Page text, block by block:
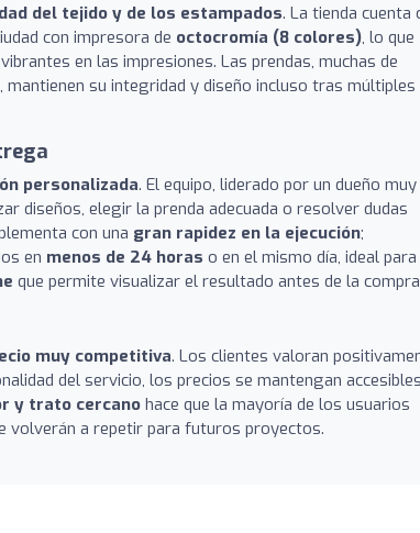
del tejido y de los estampados. La tienda cuenta
con impresora de octocromía (8 colores), lo que
en las impresiones. Las prendas, muchas de
su integridad y diseño incluso tras múltiples
personalizada. El equipo, liderado por un dueño muy
diseños, elegir la prenda adecuada o resolver dudas
con una gran rapidez en la ejecución;
en menos de 24 horas o en el mismo día, ideal para
que permite visualizar el resultado antes de la
muy competitiva. Los clientes valoran
del servicio, los precios se mantengan
y trato cercanohace que la mayoría de los usuarios
volverán a repetir para futuros proyectos.